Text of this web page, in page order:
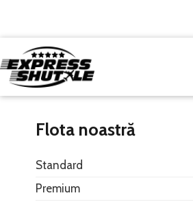
Flota noastră
Standard
Premium